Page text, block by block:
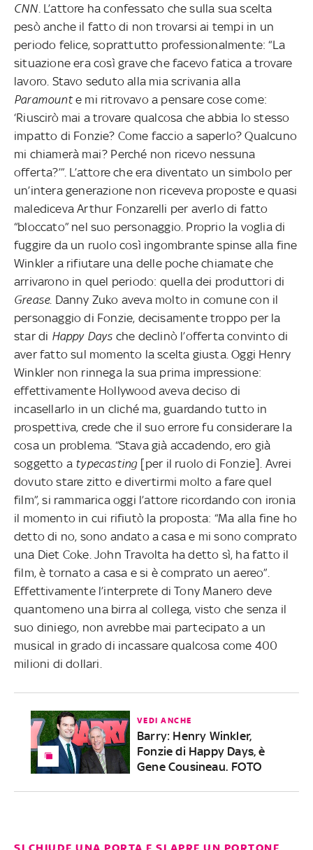
CNN . L’attore ha confessato che sulla sua scelta
pesò anche il fatto di non trovarsi ai tempi in un
periodo felice, soprattutto professionalmente: “La
situazione era così grave che facevo fatica a trovare
lavoro. Stavo seduto alla mia scrivania alla
Paramounte mi ritrovavo a pensare cose come:
‘Riuscirò mai a trovare qualcosa che abbia lo stesso
impatto di Fonzie? Come faccio a saperlo? Qualcuno
mi chiamerà mai? Perché non ricevo nessuna
offerta?’”. L’attore che era diventato un simbolo per
un’intera generazione non riceveva proposte e quasi
malediceva Arthur Fonzarelli per averlo di fatto
“bloccato” nel suo personaggio. Proprio la voglia di
fuggire da un ruolo così ingombrante spinse alla fine
Winkler a rifiutare una delle poche chiamate che
arrivarono in quel periodo: quella dei produttori di
Grease. Danny Zuko aveva molto in comune con il
personaggio di Fonzie, decisamente troppo per la
star di Happy Days che declinò l’offerta convinto di
aver fatto sul momento la scelta giusta. Oggi Henry
Winkler non rinnega la sua prima impressione:
effettivamente Hollywood aveva deciso di
incasellarlo in un cliché ma, guardando tutto in
prospettiva, crede che il suo errore fu considerare la
cosa un problema. “Stava già accadendo, ero già
soggetto a typecasting[per il ruolo di Fonzie]. Avrei
dovuto stare zitto e divertirmi molto a fare quel
film”, si rammarica oggi l’attore ricordando con ironia
il momento in cui rifiutò la proposta: “Ma alla fine ho
detto di no, sono andato a casa e mi sono comprato
una Diet Coke. John Travolta ha detto sì, ha fatto il
film, è tornato a casa e si è comprato un aereo”.
Effettivamente l’interprete di Tony Manero deve
quantomeno una birra al collega, visto che senza il
suo diniego, non avrebbe mai partecipato a un
musical in grado di incassare qualcosa come 400
milioni di dollari.
VEDI ANCHE
Barry: Henry Winkler,
Fonzie di Happy Days, è
Gene Cousineau. FOTO